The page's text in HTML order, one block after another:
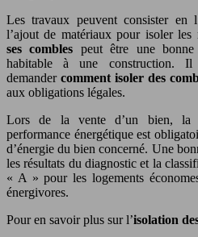
Les travaux peuvent consister en
l’ajout de matériaux pour isoler les
ses combles peut être une bonne
habitable à une construction.
demandercomment isoler des
aux obligations légales.
Lors de la vente d’un bien, la
performance énergétique est
d’énergie du bien concerné. Une
les résultats du diagnostic et la
« A » pour les logements
énergivores.
Pour en savoir plus sur l’isolation